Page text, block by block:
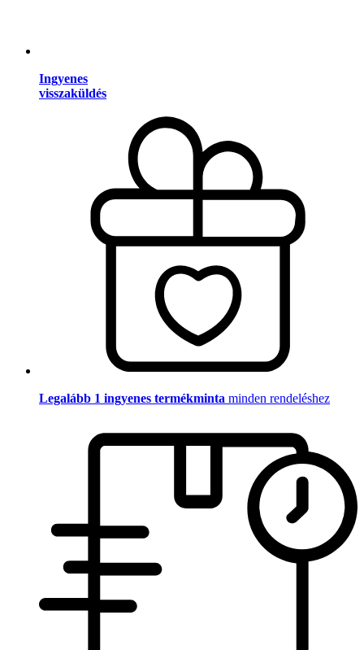
Ingyenes
visszaküldés
Legalább 1 ingyenes termékminta minden rendeléshez